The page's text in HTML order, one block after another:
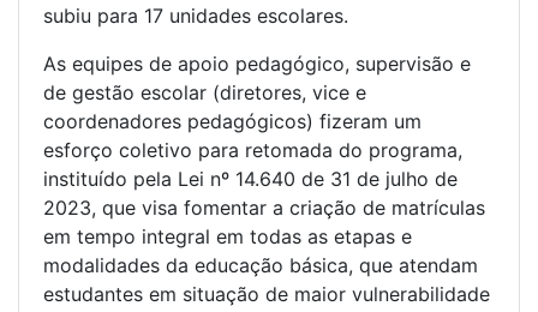
subiu para 17 unidades escolares.
As equipes de apoio pedagógico, supervisão e
de gestão escolar (diretores, vice e
coordenadores pedagógicos) fizeram um
esforço coletivo para retomada do programa,
instituído pela Lei nº 14.640 de 31 de julho de
2023, que visa fomentar a criação de matrículas
em tempo integral em todas as etapas e
modalidades da educação básica, que atendam
estudantes em situação de maior vulnerabilidade